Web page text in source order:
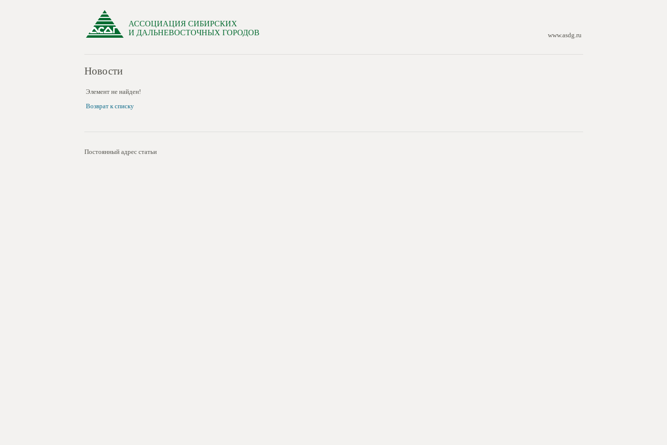
АССОЦИАЦИЯ СИБИРСКИХ
И ДАЛЬНЕВОСТОЧНЫХ ГОРОДОВ
www.asdg.ru
Новости
Элемент не найден!
Возврат к списку
Постоянный адрес статьи